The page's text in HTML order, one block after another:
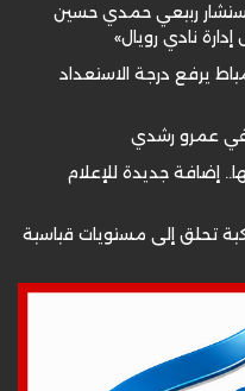
ربيعي حمدي حسين
نادي رويال»
يرفع درجة الاستعداد
عمرو رشدي
إضافة جديدة للإعلام
تحلق إلى مستويات قياسية